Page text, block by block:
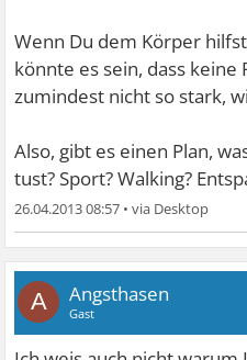
Wenn Du dem Körper
könnte es sein, dass
zumindest nicht so stark,
Also, gibt es einen Plan,
tust? Sport? Walking?
26.04.2013 08:57 •
A Angsthasen
Gast